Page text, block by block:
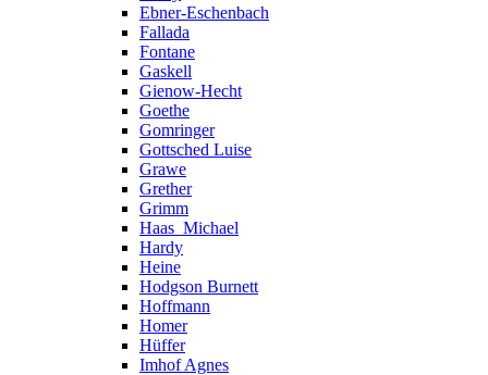
Ebner-Eschenbach
Fallada
Fontane
Gaskell
Gienow-Hecht
Goethe
Gomringer
Gottsched Luise
Grawe
Grether
Grimm
Haas_Michael
Hardy
Heine
Hodgson Burnett
Hoffmann
Homer
Hüffer
Imhof Agnes